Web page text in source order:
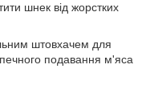
шнек від жорстких
штовхачем для
подавання м'яса